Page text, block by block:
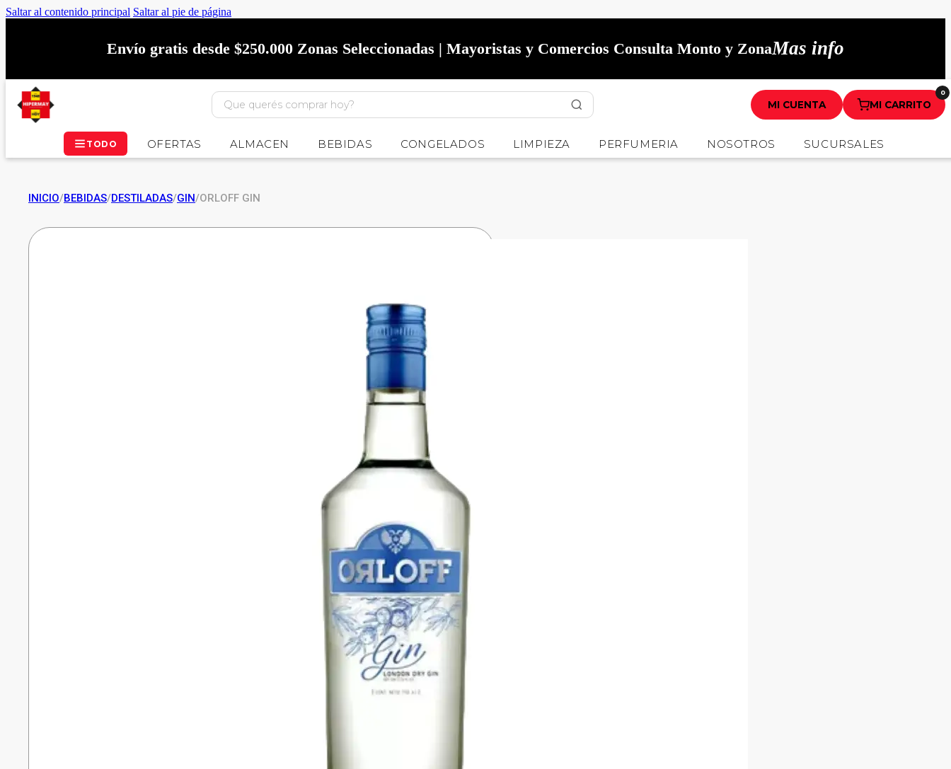
Saltar al contenido principal Saltar al pie de página
Envío gratis desde $250.000 Zonas Seleccionadas | Mayoristas y Comercios Consulta Monto y ZonaMas info
MI CUENTA MI CARRITO
0
TODO OFERTAS ALMACEN BEBIDAS CONGELADOS LIMPIEZA PERFUMERIA NOSOTROS SUCURSALES
INICIO/BEBIDAS/DESTILADAS/GIN/ORLOFF GIN